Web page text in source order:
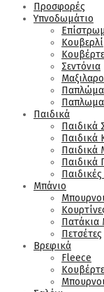
Προσφορές
Υπνοδωμάτιο
Κουβερλί
Σεντόνια
Παιδικά
Παιδικά
Παιδικά
Παιδικά
Παιδικά
Μπάνιο
Πατάκια
Πετσέτες
Βρεφικά
Fleece